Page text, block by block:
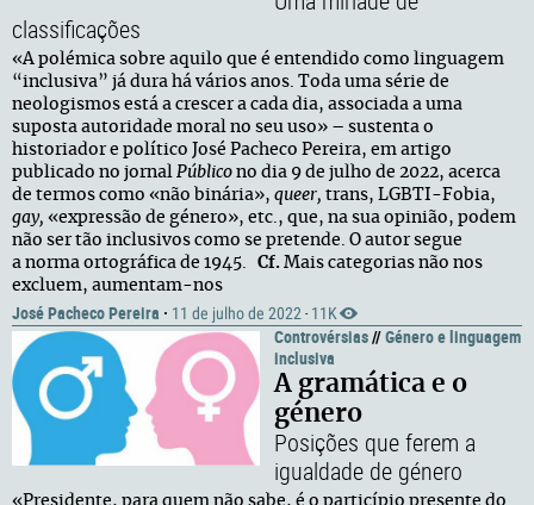
classificações
«A polémica sobre aquilo que é entendido como linguagem
“inclusiva” já dura há vários anos. Toda uma série de
neologismos está a crescer a cada dia, associada a uma
suposta autoridade moral no seu uso» – sustenta o
historiador e político José Pacheco Pereira, em artigo
publicado no jornal Público no dia 9 de julho de 2022, acerca
de termos como «não binária», queer, trans, LGBTI-Fobia,
gay, «expressão de género», etc., que, na sua opinião, podem
não ser tão inclusivos como se pretende. O autor segue
a norma ortográfica de 1945. Cf. Mais categorias não nos
excluem, aumentam-nos
José Pacheco Pereira · 11 de julho de 2022 · 11K
Controvérsias//Género e linguagem
inclusiva
A gramática e o
género
Posições que ferem a
igualdade de género
«Presidente, para quem não sabe, é o particípio presente do